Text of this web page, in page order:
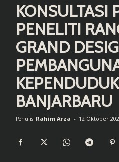
KONSULTASI
PENELITI
GRAND
BANJARBARU
Penulis Rahim Arza - 12 Oktober